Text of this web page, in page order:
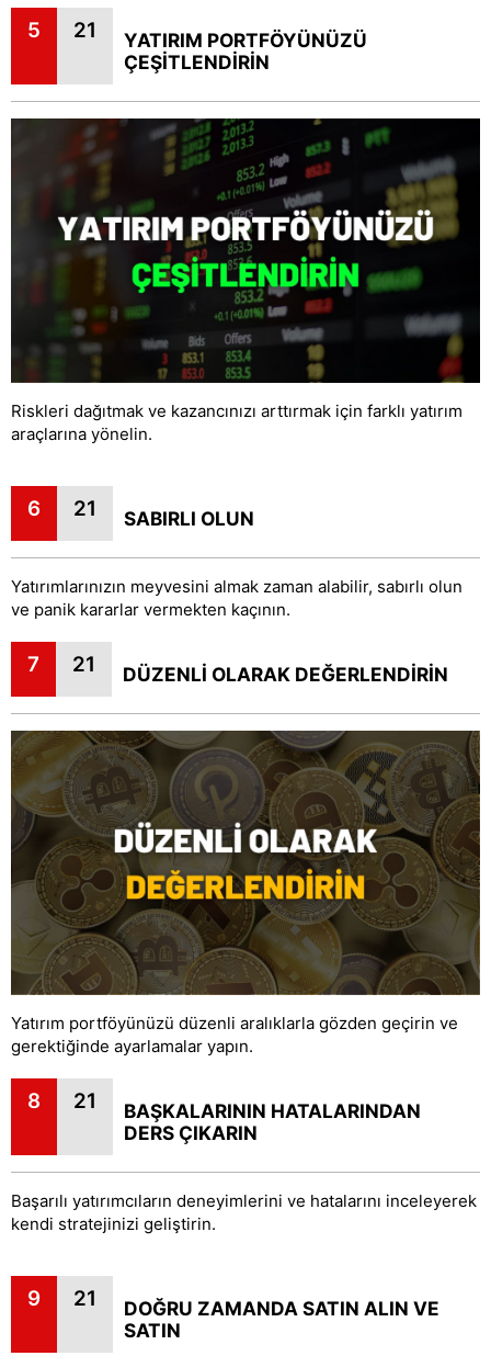
5 21
YATIRIM PORTFÖYÜNÜZÜ
ÇEŞİTLENDİRİN
Riskleri dağıtmak ve kazancınızı arttırmak için farklı yatırım
araçlarına yönelin.
6 21 SABIRLI OLUN
Yatırımlarınızın meyvesini almak zaman alabilir, sabırlı olun
ve panik kararlar vermekten kaçının.
7 21 DÜZENLİ OLARAK DEĞERLENDİRİN
Yatırım portföyünüzü düzenli aralıklarla gözden geçirin ve
gerektiğinde ayarlamalar yapın.
8 21
BAŞKALARININ HATALARINDAN
DERS ÇIKARIN
Başarılı yatırımcıların deneyimlerini ve hatalarını inceleyerek
kendi stratejinizi geliştirin.
9 21
DOĞRU ZAMANDA SATIN ALIN VE
SATIN